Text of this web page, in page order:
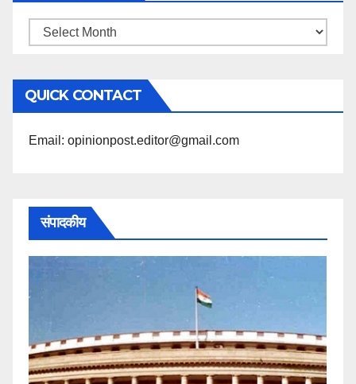
महिने
अनुसार
पढ़ें
QUICK CONTACT
Email: opinionpost.editor@gmail.com
संपादकीय